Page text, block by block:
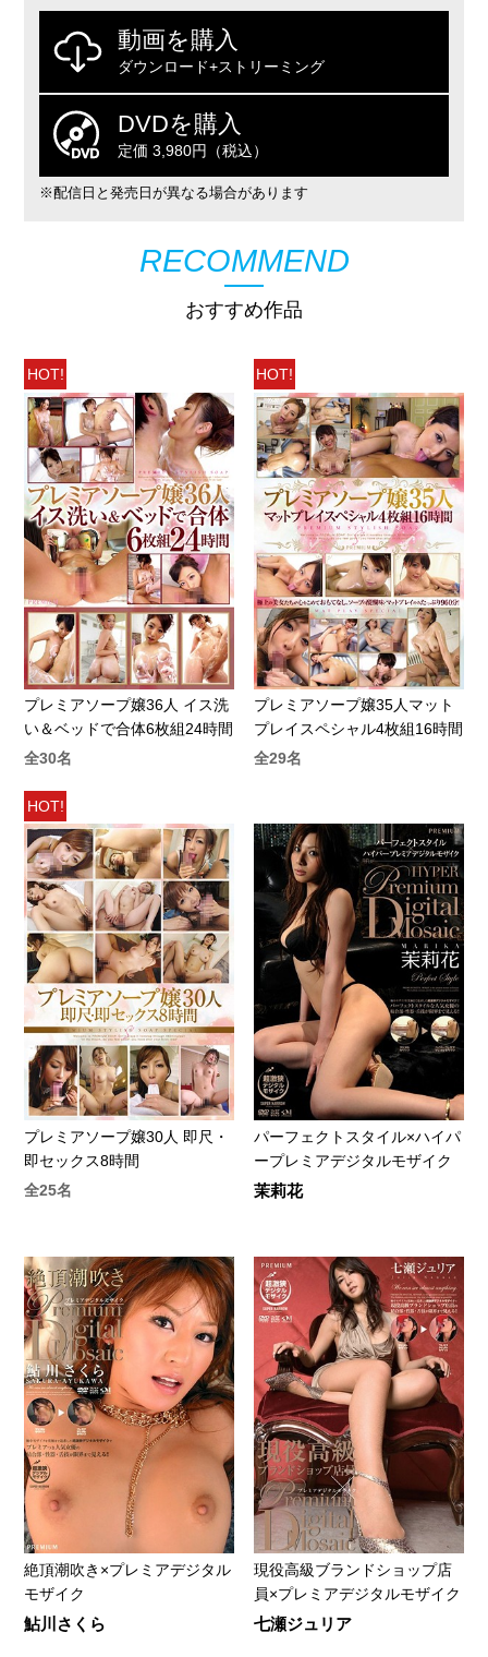
動画を購入
ダウンロード+ストリーミング
DVDを購入
定価 3,980円（税込）
※配信日と発売日が異なる場合があります
RECOMMEND
おすすめ作品
HOT!
プレミアソープ嬢36人 イス洗
い＆ベッドで合体6枚組24時間
全30名
HOT!
プレミアソープ嬢35人マット
プレイスペシャル4枚組16時間
全29名
HOT!
プレミアソープ嬢30人 即尺・
即セックス8時間
全25名
パーフェクトスタイル×ハイパ
ープレミアデジタルモザイク
茉莉花
絶頂潮吹き×プレミアデジタル
モザイク
鮎川さくら
現役高級ブランドショップ店
員×プレミアデジタルモザイク
七瀬ジュリア